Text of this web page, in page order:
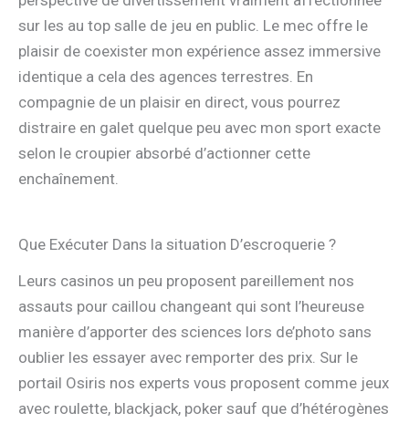
sur les au top salle de jeu en public. Le mec offre le
plaisir de coexister mon expérience assez immersive
identique a cela des agences terrestres. En
compagnie de un plaisir en direct, vous pourrez
distraire en galet quelque peu avec mon sport exacte
selon le croupier absorbé d’actionner cette
enchaînement.
Que Exécuter Dans la situation D’escroquerie ?
Leurs casinos un peu proposent pareillement nos
assauts pour caillou changeant qui sont l’heureuse
manière d’apporter des sciences lors de’photo sans
oublier les essayer avec remporter des prix. Sur le
portail Osiris nos experts vous proposent comme jeux
avec roulette, blackjack, poker sauf que d’hétérogènes